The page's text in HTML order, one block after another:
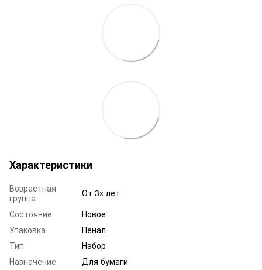
Характеристики
Возрастная
группа
От 3х лет
Состояние
Новое
Упаковка
Пенал
Тип
Набор
Назначение
Для бумаги